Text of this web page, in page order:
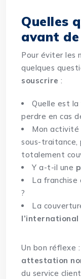
Quelles
avant
Pour éviter les
quelques
souscrire :
Quelle est
perdre en cas
Mon activité
sous-traitance,
totalement
Y a-t-il une
La franchise
?
La
l’international
Un bon réflexe
attestation
du service